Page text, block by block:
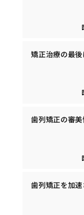
矯正治療の最
歯列矯正の審
歯列矯正を加